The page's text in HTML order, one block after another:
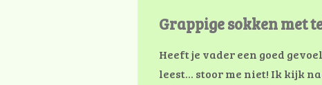
Grappige sokken met
Heeft je vader een goed
leest... stoor me niet! Ik kijk